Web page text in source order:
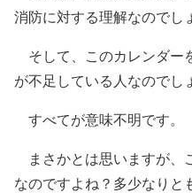
消防に対する理解なのでし
そして、 このカレンダー
が不足している人なのでし
すべてが意味不明です。
まさかとは思いますが、
なのですよね？多少なりと